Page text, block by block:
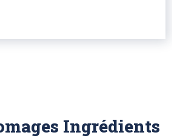
Ingrédients